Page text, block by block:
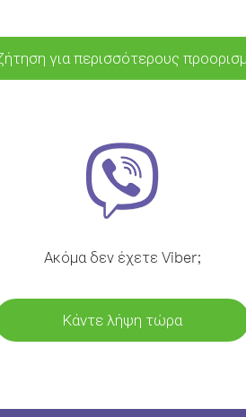
για περισσότερους
Ακόμα δεν έχετε Viber;
Κάντε λήψη τώρα